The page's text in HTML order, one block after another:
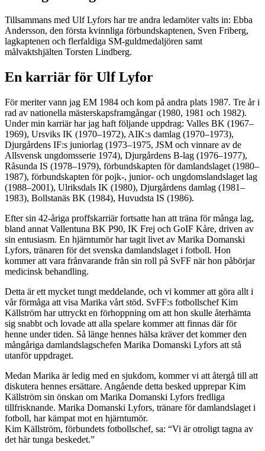
Tillsammans med Ulf Lyfors har tre andra ledamöter valts in: Ebba
Andersson, den första kvinnliga förbundskaptenen, Sven Friberg,
lagkaptenen och flerfaldiga SM-guldmedaljören samt
målvaktshjälten Torsten Lindberg.
En karriär för Ulf Lyfor
För meriter vann jag EM 1984 och kom på andra plats 1987. Tre år i
rad av nationella mästerskapsframgångar (1980, 1981 och 1982).
Under min karriär har jag haft följande uppdrag: Valles BK (1967–
1969), Ursviks IK (1970–1972), AIK:s damlag (1970–1973),
Djurgårdens IF:s juniorlag (1973–1975, JSM och vinnare av de
Allsvensk ungdomsserie 1974), Djurgårdens B-lag (1976–1977),
Råsunda IS (1978–1979), förbundskapten för damlandslaget (1980–
1987), förbundskapten för pojk-, junior- och ungdomslandslaget lag
(1988–2001), Ulriksdals IK (1980), Djurgårdens damlag (1981–
1983), Bollstanäs BK (1984), Huvudsta IS (1986).
Efter sin 42-åriga proffskarriär fortsatte han att träna för många lag,
bland annat Vallentuna BK P90, IK Frej och GoIF Kåre, driven av
sin entusiasm. En hjärntumör har tagit livet av Marika Domanski
Lyfors, tränaren för det svenska damlandslaget i fotboll. Hon
kommer att vara frånvarande från sin roll på SvFF när hon påbörjar
medicinsk behandling.
Detta är ett mycket tungt meddelande, och vi kommer att göra allt i
vår förmåga att visa Marika vårt stöd. SvFF:s fotbollschef Kim
Källström har uttryckt en förhoppning om att hon skulle återhämta
sig snabbt och lovade att alla spelare kommer att finnas där för
henne under tiden. Så länge hennes hälsa kräver det kommer den
mångåriga damlandslagschefen Marika Domanski Lyfors att stå
utanför uppdraget.
Medan Marika är ledig med en sjukdom, kommer vi att återgå till att
diskutera hennes ersättare. Angående detta besked upprepar Kim
Källström sin önskan om Marika Domanski Lyfors fredliga
tillfrisknande. Marika Domanski Lyfors, tränare för damlandslaget i
fotboll, har kämpat mot en hjärntumör.
Kim Källström, förbundets fotbollschef, sa: “Vi är otroligt tagna av
det här tunga beskedet.”